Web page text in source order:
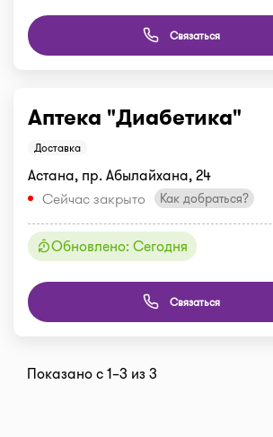
Связаться
Аптека "Диабетика"
Доставка
Астана, пр. Абылайхана, 24
Сейчас закрыто
Как добраться?
Обновлено: Сегодня
Связаться
Показано с 1–3 из 3